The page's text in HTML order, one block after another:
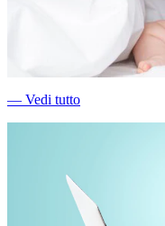
― Vedi tutto